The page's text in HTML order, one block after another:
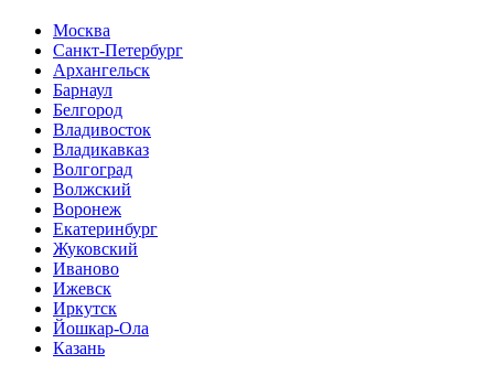
Москва
Санкт-Петербург
Архангельск
Барнаул
Белгород
Владивосток
Владикавказ
Волгоград
Волжский
Воронеж
Екатеринбург
Жуковский
Иваново
Ижевск
Иркутск
Йошкар-Ола
Казань